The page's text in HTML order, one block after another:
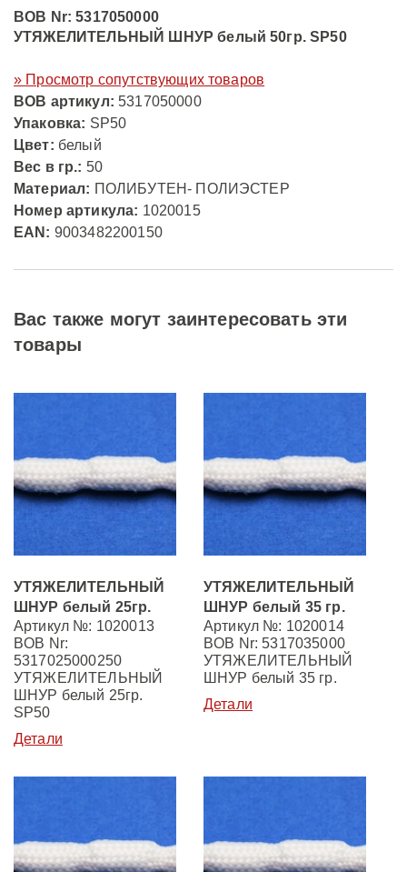
BOB Nr: 5317050000
УТЯЖЕЛИТЕЛЬНЫЙ ШНУР белый 50гр. SP50
» Просмотр сопутствующих товаров
ВОВ артикул: 5317050000
Упаковка: SP50
Цвет: белый
Вес в гр.: 50
Материал: ПОЛИБУТЕН- ПОЛИЭСТЕР
Номер артикула: 1020015
EAN: 9003482200150
Вас также могут заинтересовать эти
товары
УТЯЖЕЛИТЕЛЬНЫЙ
ШНУР белый 25гр.
Артикул №: 1020013
BOB Nr:
5317025000250
УТЯЖЕЛИТЕЛЬНЫЙ
ШНУР белый 25гр.
SP50
Детали
УТЯЖЕЛИТЕЛЬНЫЙ
ШНУР белый 35 гр.
Артикул №: 1020014
BOB Nr: 5317035000
УТЯЖЕЛИТЕЛЬНЫЙ
ШНУР белый 35 гр.
Детали